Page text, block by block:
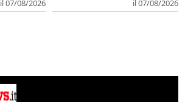
il 07/08/2026
il 07/08/2026